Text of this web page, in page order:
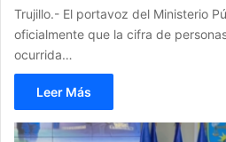
Trujillo.- El portavoz del Ministerio
oficialmente que la cifra de
ocurrida…
Leer Más